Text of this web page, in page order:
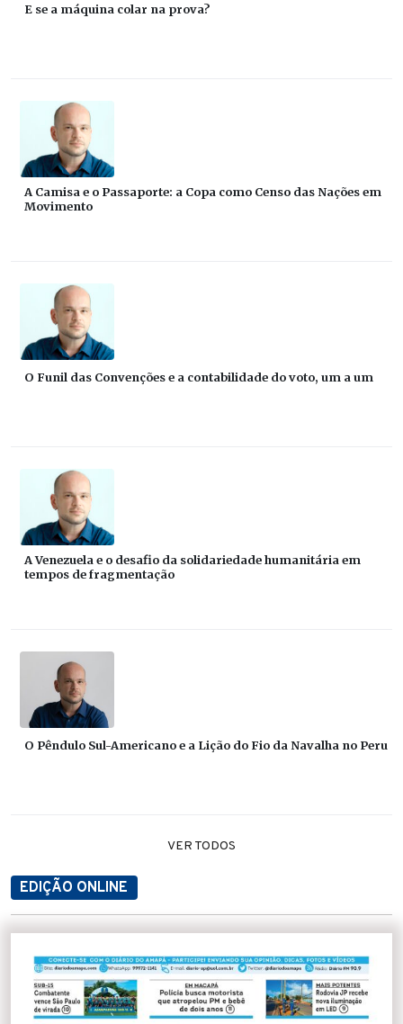
E se a máquina colar na prova?
A Camisa e o Passaporte: a Copa como Censo das Nações em
Movimento
O Funil das Convenções e a contabilidade do voto, um a um
A Venezuela e o desafio da solidariedade humanitária em
tempos de fragmentação
O Pêndulo Sul-Americano e a Lição do Fio da Navalha no Peru
VER TODOS
EDIÇÃO ONLINE